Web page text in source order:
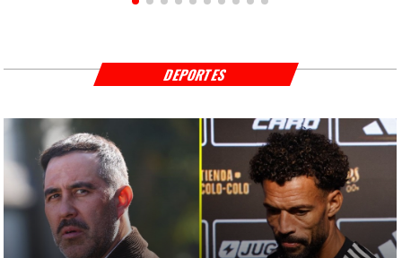
DEPORTES